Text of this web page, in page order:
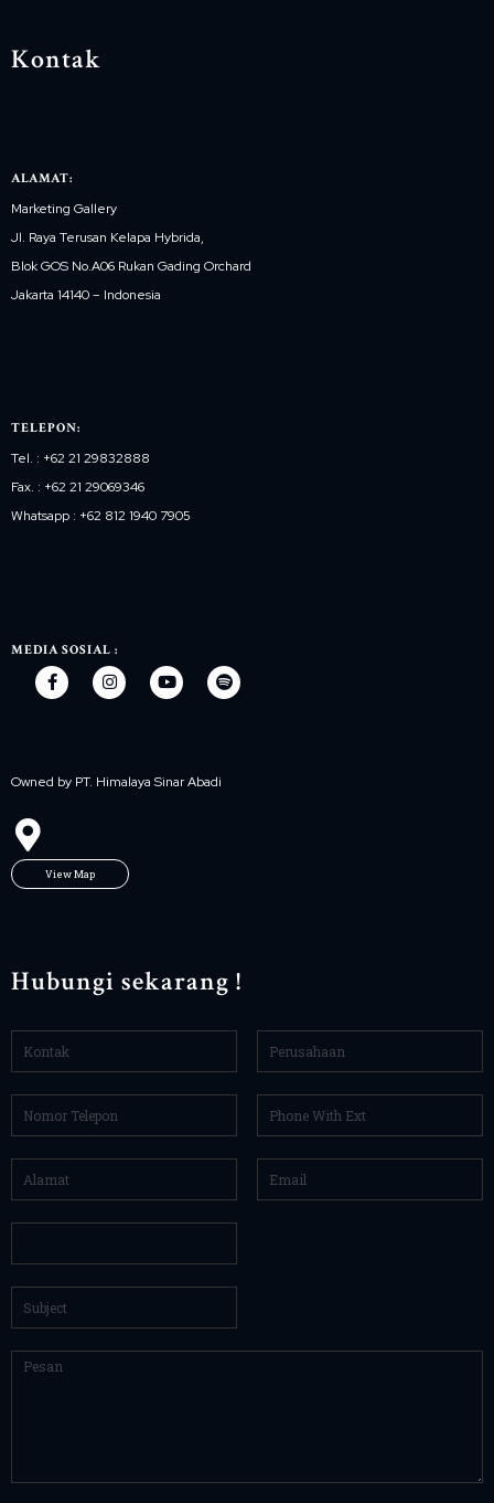
Kontak
ALAMAT:
Marketing Gallery
Jl. Raya Terusan Kelapa Hybrida,
Blok GOS No.A06 Rukan Gading Orchard
Jakarta 14140 – Indonesia
TELEPON:
Tel. : +62 21 29832888
Fax. : +62 21 29069346
Whatsapp : +62 812 1940 7905
MEDIA SOSIAL :
Owned by PT. Himalaya Sinar Abadi
View Map
Hubungi sekarang !